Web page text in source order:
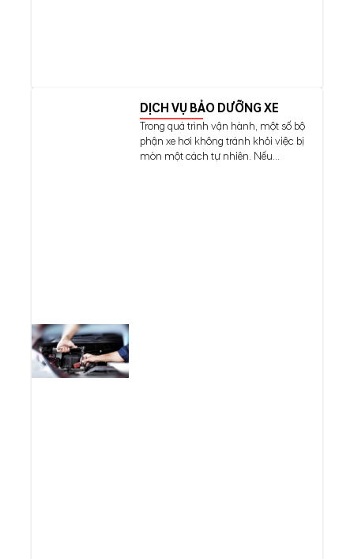
DỊCH VỤ BẢO DƯỠNG XE
Trong quá trình vận hành, một số bộ
phận xe hơi không tránh khỏi việc bị
mòn một cách tự nhiên. Nếu...